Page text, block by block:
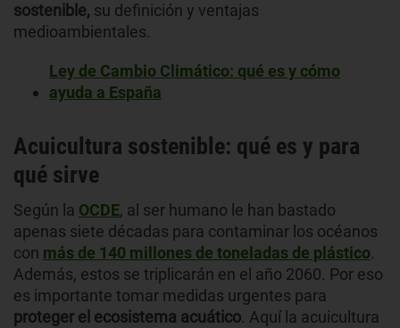
sostenible, su definición y ventajas
medioambientales.
Ley de Cambio Climático: qué es y cómo
ayuda a España
Acuicultura sostenible: qué es y para
qué sirve
Según la OCDE, al ser humano le han bastado
apenas siete décadas para contaminar los océanos
con más de 140 millones de toneladas de plástico.
Además, estos se triplicarán en el año 2060. Por eso
es importante tomar medidas urgentes para
proteger el ecosistema acuático. Aquí la acuicultura